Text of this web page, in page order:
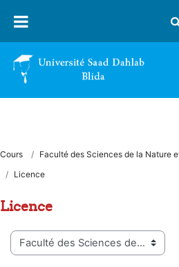
Cours Faculté des Sciences de la Nature
Licence
Licence
Catégories de cours